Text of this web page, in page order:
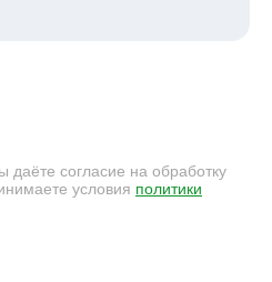
согласие на обработку
условия политики